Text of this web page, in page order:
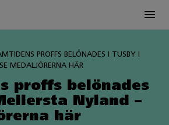
PROFFS BELÖNADES I TUSBY I
MEDALJÖRERNA HÄR
proffs belönades
Nyland –
här